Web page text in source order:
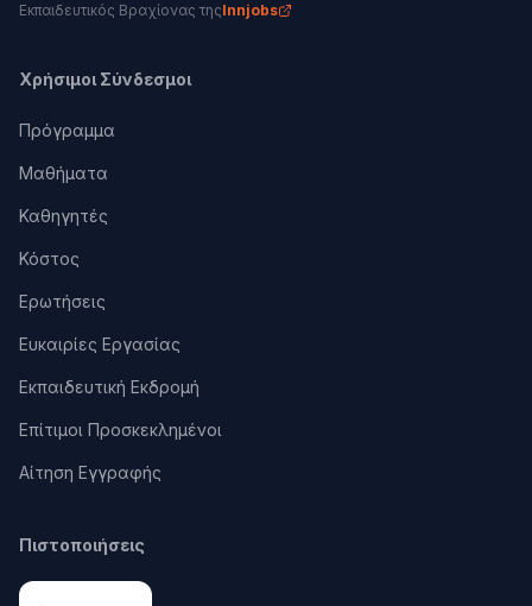
Εκπαιδευτικός Βραχίονας τηςInnjobs
Χρήσιμοι Σύνδεσμοι
Πρόγραμμα
Μαθήματα
Καθηγητές
Κόστος
Ερωτήσεις
Ευκαιρίες Εργασίας
Εκπαιδευτική Εκδρομή
Επίτιμοι Προσκεκλημένοι
Αίτηση Εγγραφής
Πιστοποιήσεις